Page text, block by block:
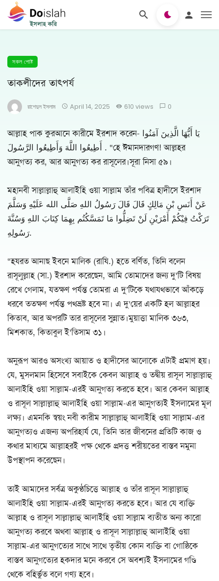
সকল পোষ্ট
তাকলীদের তাৎপর্য
রাশেদুল ইসলাম April 14, 2025 610 views 0
আল্লাহ পাক কুরআনে কারীমে ইরশাদ করেন- يَا أَيُّهَا الَّذِينَ آمَنُوا
أَطِيعُوا اللَّهَ وَأَطِيعُوا الرَّسُولَ . “হে ঈমানদারগণ! আল্লহর
আনুগত্য কর, আর আনুগত্য কর রাসূলের।সূরা নিসা ৫৯।
মহানবী সাল্লাল্লাহু আলাইহি ওয়া সাল্লাম তাঁর পবিত্র হাদীসে ইরশাদ
عَنْ أَنَسِ بْنِ مَالِكٍ قَالَ قَالَ رَسُولُ اللهِ صَلَّى الله عَلَيْهِ وَسَلَّمَ
تَرَكْتُ فِيْكُمْ أَمْرَيْنِ لَنْ تَضِلُّوا مَا تَمَسَّكُتُم بِهِمَا كِتَابَ اللهِ وَسُنَّةَ
رَسُولِهِ.
“হযরত আনাছ ইবনে মালিক (রাযি.) হতে বর্ণিত, তিনি বলেন
রাসূলুল্লাহ (সা.) ইরশাদ করেছেন, আমি তোমাদের জন্য দু’টি বিষয়
রেখে গেলাম, যতক্ষণ পর্যন্ত তোমরা এ দু’টিকে যথাযথভাবে আঁকড়ে
ধরবে ততক্ষণ পর্যন্ত পথভ্রষ্ট হবে না। এ দু’য়ের একটি হল আল্লাহর
কিতাব, আর অপরটি তার রাসূলের সুন্নাত।মুয়াত্তা মালিক ৩৬৩,
মিশকাত, কিতাবুল ই’তিসাম ৩১।
অনুরূপ আরও অসংখ্য আয়াত ও হাদীসের আলোকে এটাই প্রমাণ হয়।
যে, মুসলমান হিসেবে সবাইকে কেবল আল্লাহ ও তদ্বীয় রাসূল সাল্লাল্লাহু
আলাইহি ওয়া সাল্লাম-এরই আনুগত্য করতে হবে। আর কেবল আল্লাহ
ও রাসূল সাল্লাল্লাহু আলাইহি ওয়া সাল্লাম-এর আনুগত্যই ইসলামের মূল
লক্ষ্য। এমনকি স্বয়ং নবী কারীম সাল্লাল্লাহু আলাইহি ওয়া সাল্লাম-এর
আনুগত্যও এজন্য অপরিহার্য যে, তিনি তার জীবনের প্রতিটি কাজ ও
কথার মাধ্যমে আল্লাহরই পক্ষ থেকে প্রদত্ত শরীয়তের বাস্তব নমুনা
উপস্থাপন করেছেন।
তাই আমাদের সর্বত্র অকুণ্ঠচিত্তে আল্লাহ ও তাঁর রাসূল সাল্লাল্লাহু
আলাইহি ওয়া সাল্লাম-এরই আনুগত্য করতে হবে। আর যে ব্যক্তি
আল্লাহ ও রাসূল সাল্লাল্লাহু আলাইহি ওয়া সাল্লাম ব্যতীত অন্য কারো
আনুগত্য করবে অথবা আল্লাহ ও রাসূল সাল্লাল্লাহু আলাইহি ওয়া
সাল্লাম-এর আনুগত্যের সাথে সাথে তৃতীয় কোন ব্যক্তি বা গোষ্ঠিকে
বাস্তব আনুগত্যের হকদার মনে করবে সে অবশ্যই ইসলামের গণ্ডি
থেকে বহির্ভুত বলে গণ্য হবে।